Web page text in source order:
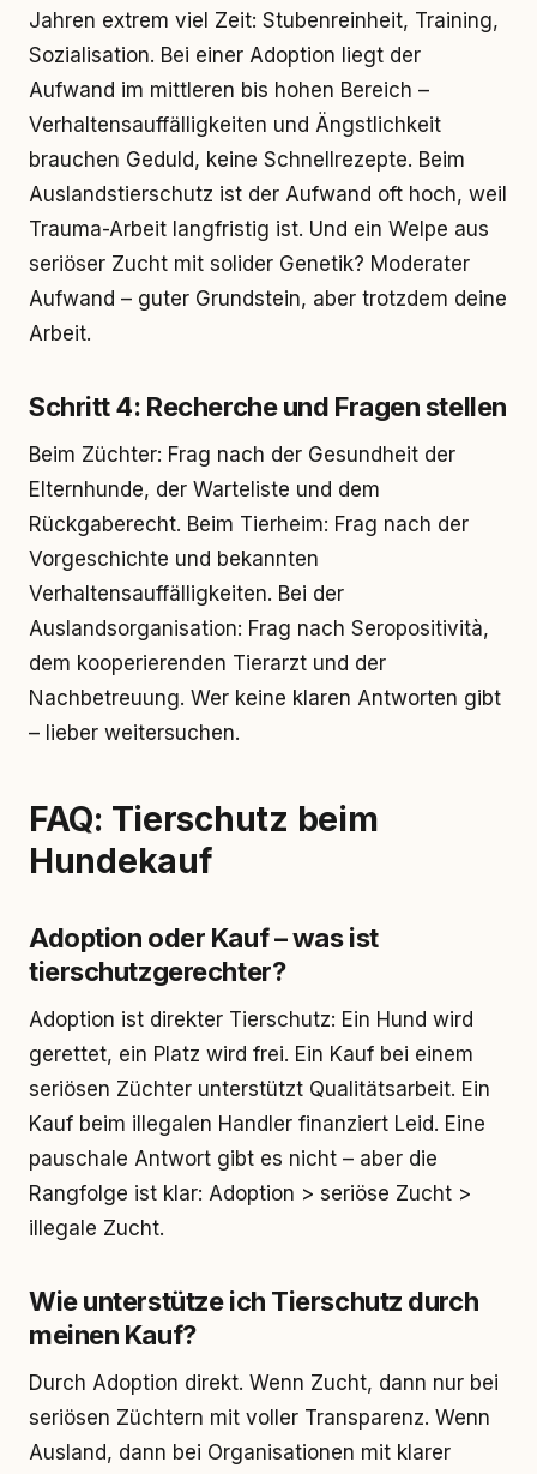
Jahren extrem viel Zeit: Stubenreinheit, Training,
Sozialisation. Bei einer Adoption liegt der
Aufwand im mittleren bis hohen Bereich –
Verhaltensauffälligkeiten und Ängstlichkeit
brauchen Geduld, keine Schnellrezepte. Beim
Auslandstierschutz ist der Aufwand oft hoch, weil
Trauma-Arbeit langfristig ist. Und ein Welpe aus
seriöser Zucht mit solider Genetik? Moderater
Aufwand – guter Grundstein, aber trotzdem deine
Arbeit.
Schritt 4: Recherche und Fragen stellen
Beim Züchter: Frag nach der Gesundheit der
Elternhunde, der Warteliste und dem
Rückgaberecht. Beim Tierheim: Frag nach der
Vorgeschichte und bekannten
Verhaltensauffälligkeiten. Bei der
Auslandsorganisation: Frag nach Seropositività,
dem kooperierenden Tierarzt und der
Nachbetreuung. Wer keine klaren Antworten gibt
– lieber weitersuchen.
FAQ: Tierschutz beim
Hundekauf
Adoption oder Kauf – was ist
tierschutzgerechter?
Adoption ist direkter Tierschutz: Ein Hund wird
gerettet, ein Platz wird frei. Ein Kauf bei einem
seriösen Züchter unterstützt Qualitätsarbeit. Ein
Kauf beim illegalen Handler finanziert Leid. Eine
pauschale Antwort gibt es nicht – aber die
Rangfolge ist klar: Adoption > seriöse Zucht >
illegale Zucht.
Wie unterstütze ich Tierschutz durch
meinen Kauf?
Durch Adoption direkt. Wenn Zucht, dann nur bei
seriösen Züchtern mit voller Transparenz. Wenn
Ausland, dann bei Organisationen mit klarer